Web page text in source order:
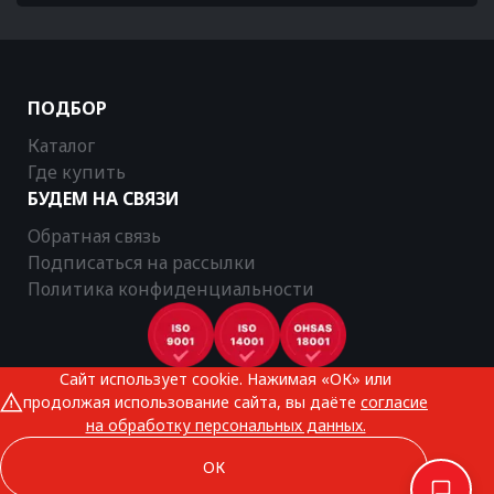
ПОДБОР
Каталог
Где купить
БУДЕМ НА СВЯЗИ
Обратная связь
Подписаться на рассылки
Политика конфиденциальности
CTR © 2025
Все права защищены
Сайт использует cookie. Нажимая «ОК» или
продолжая использование сайта, вы даёте согласие
на обработку персональных данных.
ОК